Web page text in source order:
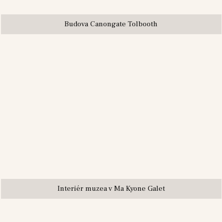
Budova Canongate Tolbooth
Interiér muzea v Ma Kyone Galet